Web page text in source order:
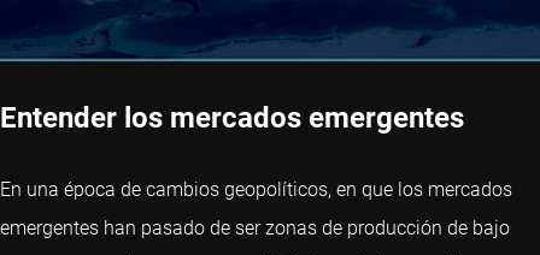
Entender los mercados emergentes
En una época de cambios geopolíticos, en que los mercados
emergentes han pasado de ser zonas de producción de bajo